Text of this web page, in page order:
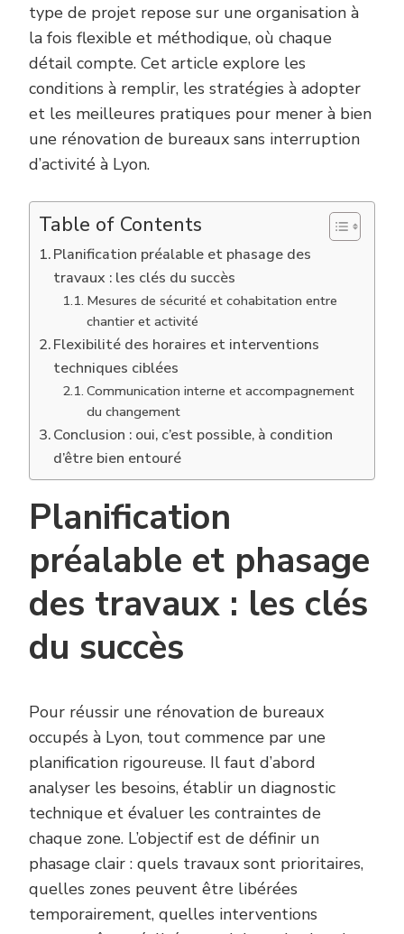
type de projet repose sur une organisation à
la fois flexible et méthodique, où chaque
détail compte. Cet article explore les
conditions à remplir, les stratégies à adopter
et les meilleures pratiques pour mener à bien
une rénovation de bureaux sans interruption
d’activité à Lyon.
Table of Contents
Planification préalable et phasage des
travaux : les clés du succès
Mesures de sécurité et cohabitation entre
chantier et activité
Flexibilité des horaires et interventions
techniques ciblées
Communication interne et accompagnement
du changement
Conclusion : oui, c’est possible, à condition
d’être bien entouré
Planification
préalable et phasage
des travaux : les clés
du succès
Pour réussir une rénovation de bureaux
occupés à Lyon, tout commence par une
planification rigoureuse. Il faut d’abord
analyser les besoins, établir un diagnostic
technique et évaluer les contraintes de
chaque zone. L’objectif est de définir un
phasage clair : quels travaux sont prioritaires,
quelles zones peuvent être libérées
temporairement, quelles interventions